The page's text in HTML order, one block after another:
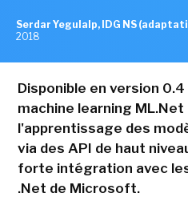
Serdar Yegulalp, IDG NS
2018
Disponible en version
machine learning
l'apprentissage des
via des API de haut
forte intégration avec
.Net de Microsoft.